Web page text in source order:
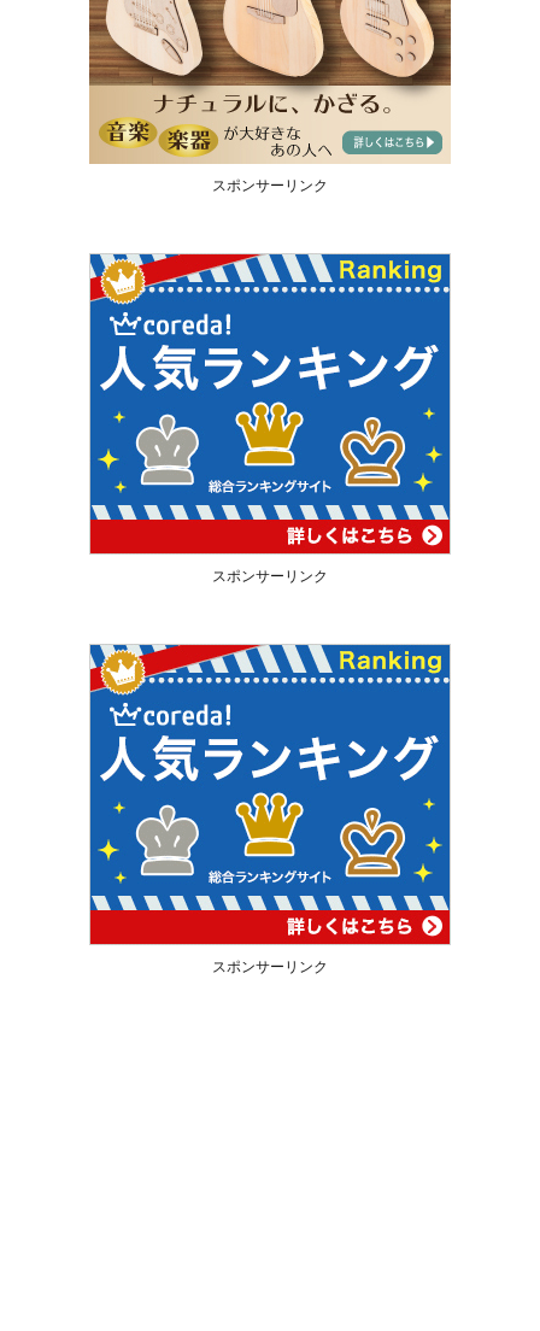
スポンサーリンク
スポンサーリンク
スポンサーリンク